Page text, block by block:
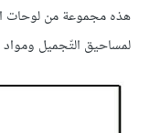
هذه مجموعة من لوحات
لمساحيق التّجميل ومواد